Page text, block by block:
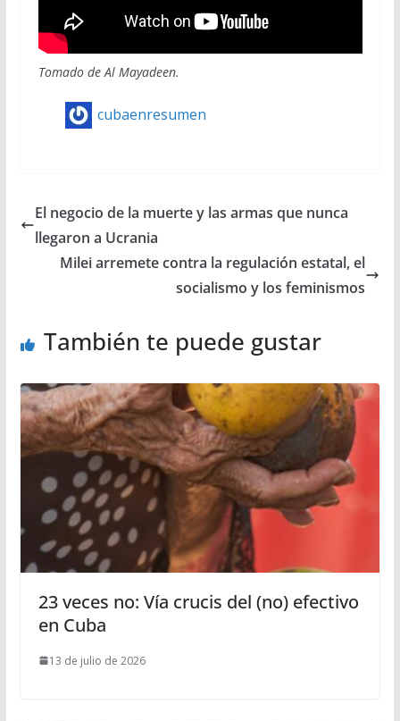
Tomado de Al Mayadeen.
cubaenresumen
El negocio de la muerte y las armas que nunca
llegaron a Ucrania
Milei arremete contra la regulación estatal, el
socialismo y los feminismos
También te puede gustar
23 veces no: Vía crucis del (no) efectivo
en Cuba
13 de julio de 2026